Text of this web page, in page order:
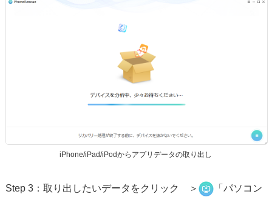
iPhone/iPad/iPodからアプリデータの取り出し
Step 3：取り出したいデータをクリック ＞
「パソコン